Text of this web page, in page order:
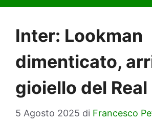
Inter: Lookman
dimenticato,
gioiello del
5 Agosto 2025 di Francesco